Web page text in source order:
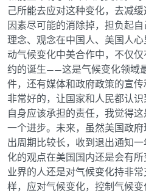
己所能去应对这种变化，去减
因素尽可能的消除掉，担负起
理念、观念在中国人、美国人心
动气候变化中美合作中，不仅
约的诞生——这是气候变化领域
件，还有媒体和政府政策的宣
非常好的，让国家和人民都认
自身应该承担的责任，我觉得
一个进步。 未来，虽然美国政
出周期比较长，收到退出通知
化的观点在美国国内还是会有所
业界的人还是对气候变化持非
样，应对气候变化，控制气候变